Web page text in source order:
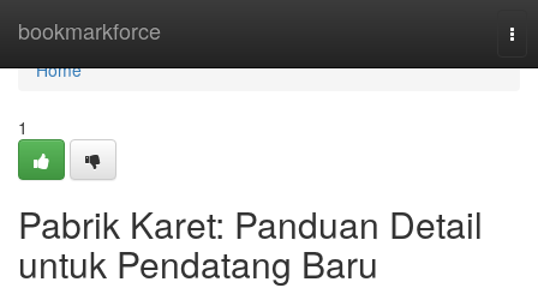
bookmarkforce
Home
Home
1
Pabrik Karet: Panduan Detail
untuk Pendatang Baru